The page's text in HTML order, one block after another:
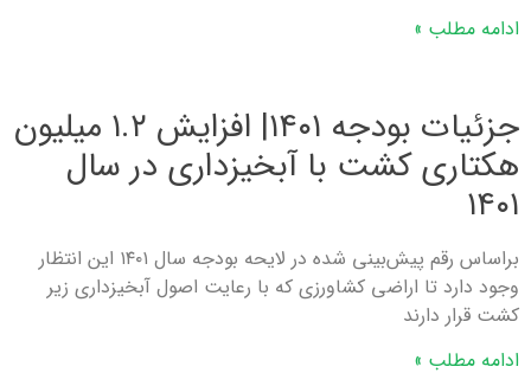
ادامه مطلب »
جزئیات بودجه ۱۴۰۱| افزایش ۱.۲ میلیون
هکتاری کشت با آبخیزداری در سال
۱۴۰۱
براساس رقم پیش‌بینی شده در لایحه بودجه سال ۱۴۰۱ این انتظار
وجود دارد تا اراضی کشاورزی که با رعایت اصول آبخیزداری زیر
کشت قرار دارند
ادامه مطلب »